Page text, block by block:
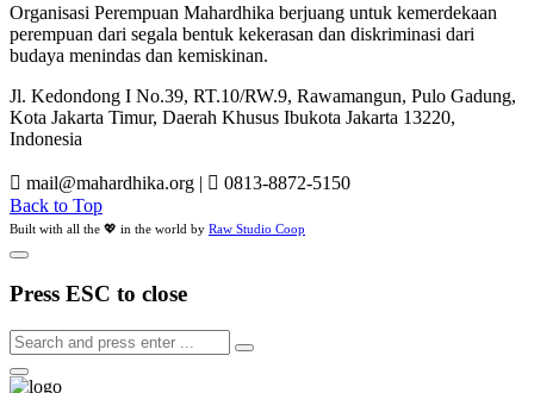
Organisasi Perempuan Mahardhika berjuang untuk kemerdekaan
perempuan dari segala bentuk kekerasan dan diskriminasi dari
budaya menindas dan kemiskinan.
Jl. Kedondong I No.39, RT.10/RW.9, Rawamangun, Pulo Gadung,
Kota Jakarta Timur, Daerah Khusus Ibukota Jakarta 13220,
Indonesia
mail@mahardhika.org |
0813-8872-5150
Back to Top
Built with all the 💖 in the world by Raw Studio Coop
Press ESC to close